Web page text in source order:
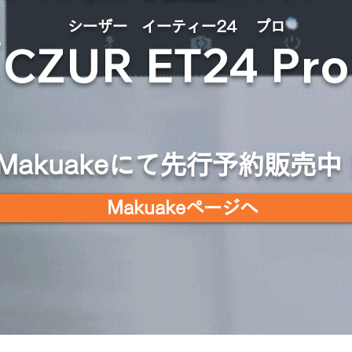
ET24
シーザー イーティー24 プロ
Makuakeページへ
にて先行予約販売中